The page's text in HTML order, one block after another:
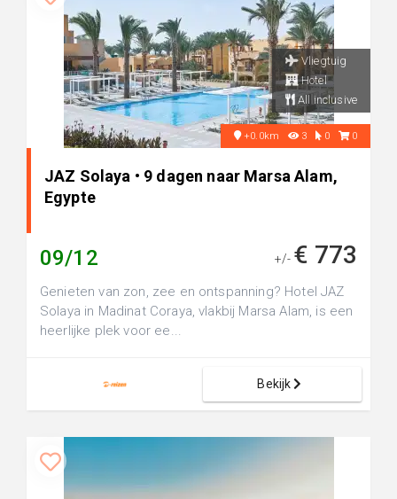
Vliegtuig
Hotel
All inclusive
+0.0km 3 0 0
JAZ Solaya • 9 dagen naar Marsa Alam,
Egypte
09/12 +/- € 773
Genieten van zon, zee en ontspanning? Hotel JAZ
Solaya in Madinat Coraya, vlakbij Marsa Alam, is een
heerlijke plek voor ee...
Bekijk